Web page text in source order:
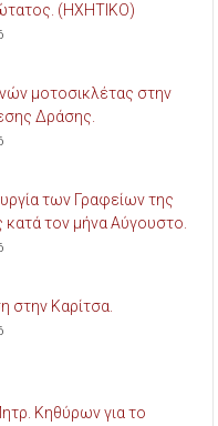
(ΗΧΗΤΙΚΟ)
μοτοσικλέτας στην
Δράσης.
των Γραφείων της
τον μήνα Αύγουστο.
στην Καρίτσα.
Κηθύρων για το